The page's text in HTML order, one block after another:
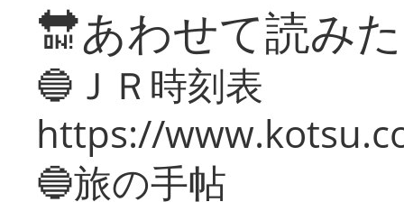
🔛あわせて読み
🔵ＪＲ時刻表
https://
🔵旅の手帖